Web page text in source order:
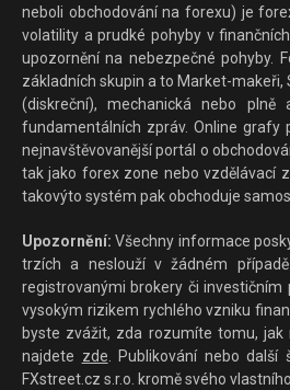
neboli obchodování na forexu) je
volatility a prudké pohyby v
upozornění na nebezpečné pohyby.
základních skupin a to Market-
(diskreční), mechanická nebo
fundamentálních zpráv. Online grafy
nejnavštěvovanější portál o
tak jako forex zone nebo vzdělávací
takovýto systém pak obchoduje
Upozornění: Všechny informace
trzích a neslouží v žádném
registrovanými brokery či
vysokým rizikem rychlého vzniku
byste zvážit, zda rozumíte tomu,
najdete zde. Publikování nebo další
FXstreet.cz s.r.o. kromě svého